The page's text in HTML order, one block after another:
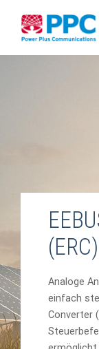
(ERC)
Analoge
einfach
Converter